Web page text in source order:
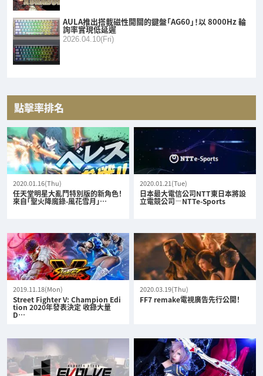
AULA推出搭載磁性開關的鍵盤「AG60」！以 8000Hz 輪
詢率實現低延遲
2026.04.10(Fri)
點擊率排名
2020.01.16(Thu)
任天堂明星大亂鬥特別版的新角色！
來自「聖火降魔錄-風花雪月」…
2020.01.21(Tue)
日本最大電信公司NTT東日本將設
立電競公司—NTTe-Sports
2019.11.18(Mon)
Street Fighter V: Champion Edi
tion 2020年發表決定 收錄大量
D…
2020.03.19(Thu)
FF7 remake電視廣告先行公開！